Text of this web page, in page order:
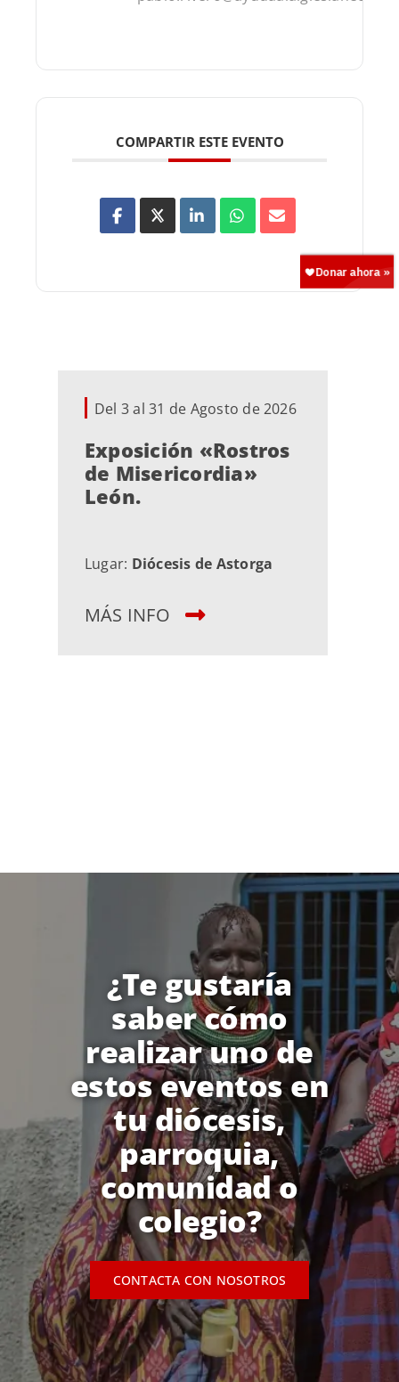
COMPARTIR ESTE EVENTO
Del 3 al 31 de Agosto de 2026
Exposición «Rostros
de Misericordia»
León.
Lugar: Diócesis de Astorga
MÁS INFO
¿Te gustaría
saber cómo
realizar uno de
estos eventos en
tu diócesis,
parroquia,
comunidad o
colegio?
CONTACTA CON NOSOTROS